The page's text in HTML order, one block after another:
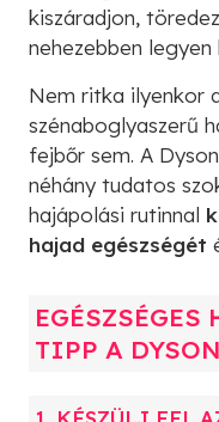
kiszáradjon,
nehezebben legyen
Nem ritka ilyenkor
szénaboglyaszerű
fejbőr sem. A
néhány tudatos
hajápolási rutinnal
hajad egészségét
TIPP A